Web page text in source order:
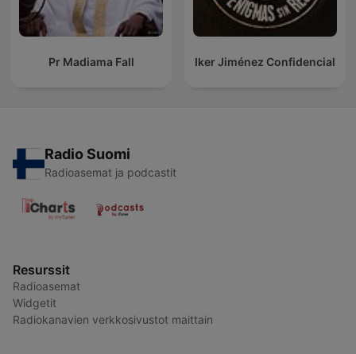
Pr Madiama Fall Iker Jiménez Confidencial
Radio Suomi
Radioasemat ja podcastit
Resurssit
Radioasemat
Widgetit
Radiokanavien verkkosivustot maittain